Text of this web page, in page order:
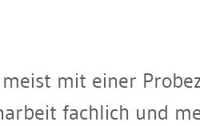
mit einer
fachlich und